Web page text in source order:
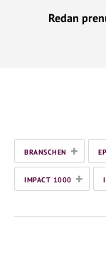
Redan
BRANSCHEN +
IMPACT 1000 +